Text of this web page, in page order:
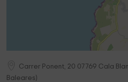
Carrer Ponent, 20 07769 Cala
Baleares)